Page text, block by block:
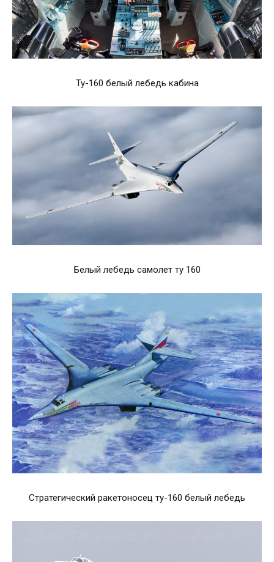
Ту-160 белый лебедь кабина
Белый лебедь самолет ту 160
Стратегический ракетоносец ту-160 белый лебедь